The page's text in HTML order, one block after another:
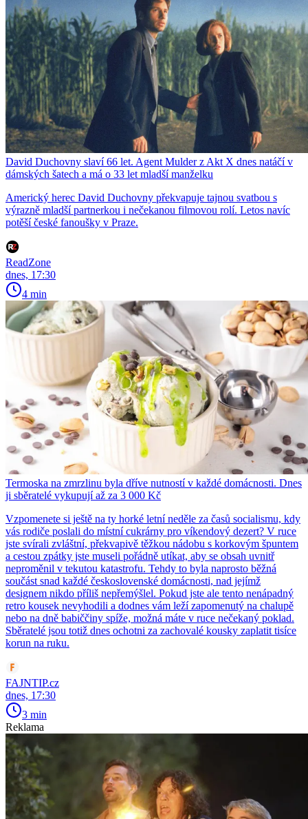
David Duchovny slaví 66 let. Agent Mulder z Akt X dnes natáčí v
dámských šatech a má o 33 let mladší manželku
Americký herec David Duchovny překvapuje tajnou svatbou s
výrazně mladší partnerkou i nečekanou filmovou rolí. Letos navíc
potěší české fanoušky v Praze.
ReadZone
dnes, 17:30
4 min
Termoska na zmrzlinu byla dříve nutností v každé domácnosti. Dnes
ji sběratelé vykupují až za 3 000 Kč
Vzpomenete si ještě na ty horké letní neděle za časů socialismu, kdy
vás rodiče poslali do místní cukrárny pro víkendový dezert? V ruce
jste svírali zvláštní, překvapivě těžkou nádobu s korkovým špuntem
a cestou zpátky jste museli pořádně utíkat, aby se obsah uvnitř
neproměnil v tekutou katastrofu. Tehdy to byla naprosto běžná
součást snad každé československé domácnosti, nad jejímž
designem nikdo příliš nepřemýšlel. Pokud jste ale tento nenápadný
retro kousek nevyhodili a dodnes vám leží zapomenutý na chalupě
nebo na dně babiččiny spíže, možná máte v ruce nečekaný poklad.
Sběratelé jsou totiž dnes ochotni za zachovalé kousky zaplatit tisíce
korun na ruku.
FAJNTIP.cz
dnes, 17:30
3 min
Reklama